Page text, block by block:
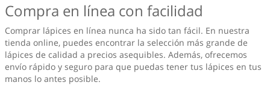
Compra en línea con facilidad
Comprar lápices en línea nunca ha sido tan fácil. En nuestra
tienda online, puedes encontrar la selección más grande de
lápices de calidad a precios asequibles. Además, ofrecemos
envío rápido y seguro para que puedas tener tus lápices en tus
manos lo antes posible.